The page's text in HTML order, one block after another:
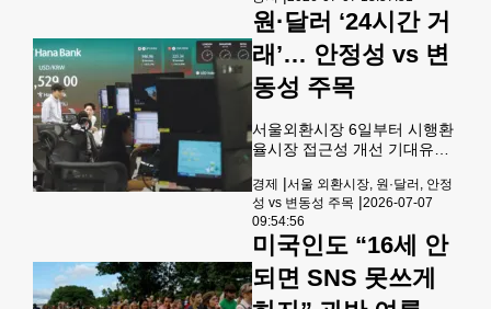
희망하고 있다.전임 바이든 행
정부의 방치된 유정 폐쇄 자금
지원 프로그램은 석유
반하다가 그 안의 마약이 적발
되어 체포·수감되는 사건이 계
속해서 발생하고 있다며 우리
국민과 동포들이 마약 운반 연
루 범죄에 휩쓸리지 않도록 각
별한 주의를 당부하는 안전 공
지를 발령했다.체포된 후 마약
이 은닉된 사실을 몰랐다고 주
장하더라도 이러한 주장이 현
지 당국에 의해 받아들여지지
않는 경우가 대다수이며, 따라
서 마약 운반죄로 엄하게 처벌
받을 수 있다. 일부 국가에서는
마약 운반
원·달러 ‘24시간 거
래’… 안정성 vs 변
동성 주목
서울외환시장 6일부터 시행환
율시장 접근성 개선 기대유동
체질 개선이 본질 24시간 외환
시장 개장 첫날인 6일 서울 중
구 하나은행 본점 딜링룸에서
직원들이 지표를 보며 대화를
나누고 있다. [연합]서울 외환
시장이 6일(이하 한국시간)부
경제 |서울 외환시장, 원·달러, 안정
성 vs 변동성 주목 |2026-07-07
09:54:56
미국인도 “16세 안
되면 SNS 못쓰게